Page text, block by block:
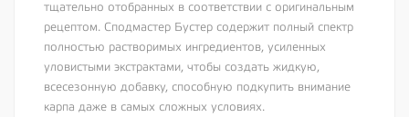
тщательно отобранных в соответствии с оригинальным
рецептом. Сподмастер Бустер содержит полный спектр
полностью растворимых ингредиентов, усиленных
уловистыми экстрактами, чтобы создать жидкую,
всесезонную добавку, способную подкупить внимание
карпа даже в самых сложных условиях.